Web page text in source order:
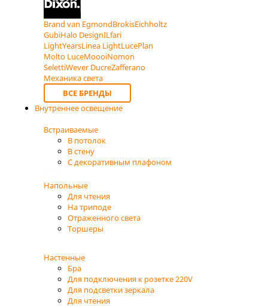
Brand van EgmondBrokisEichholtz
GubiHalo DesignILfari
LightYearsLinea LightLucePlan
Molto LuceMoooiNomon
SelettiWever DucreZafferano
Механика света
ВСЕ БРЕНДЫ
Внутреннее освещение
Встраиваемые
В потолок
В стену
С декоративным плафоном
Напольные
Для чтения
На триподе
Отраженного света
Торшеры
Настенные
Бра
Для подключения к розетке 220V
Для подсветки зеркала
Для чтения